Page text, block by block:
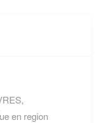
en region